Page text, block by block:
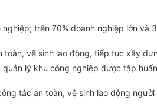
trên 70% doanh nghiệp lớn và
vệ sinh lao động, tiếp tục xây
lý khu công nghiệp được tập
tác an toàn, vệ sinh lao động